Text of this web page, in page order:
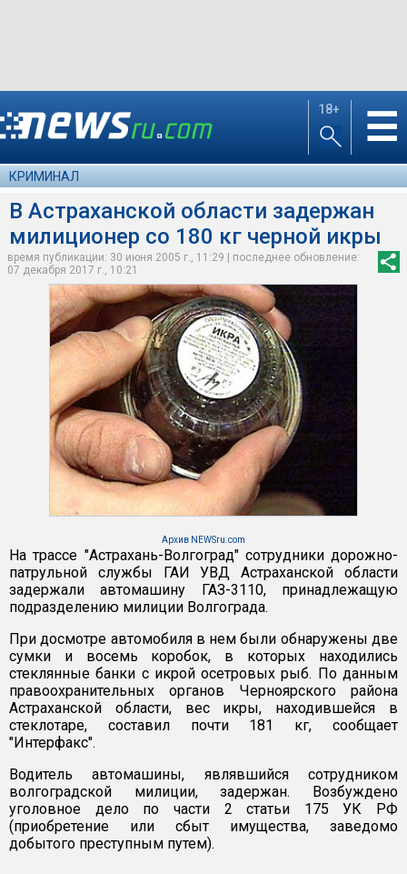
18+ ☰
КРИМИНАЛ
В Астраханской области задержан
милиционер со 180 кг черной икры
время публикации: 30 июня 2005 г., 11:29 | последнее обновление:
07 декабря 2017 г., 10:21
Архив NEWSru.com
На трассе "Астрахань-Волгоград" сотрудники дорожно-
патрульной службы ГАИ УВД Астраханской области
задержали автомашину ГАЗ-3110, принадлежащую
подразделению милиции Волгограда.
При досмотре автомобиля в нем были обнаружены две
сумки и восемь коробок, в которых находились
стеклянные банки с икрой осетровых рыб. По данным
правоохранительных органов Черноярского района
Астраханской области, вес икры, находившейся в
стеклотаре, составил почти 181 кг, сообщает
"Интерфакс".
Водитель автомашины, являвшийся сотрудником
волгоградской милиции, задержан. Возбуждено
уголовное дело по части 2 статьи 175 УК РФ
(приобретение или сбыт имущества, заведомо
добытого преступным путем).